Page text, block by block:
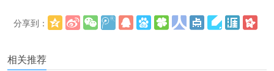
分享到：
相关推荐